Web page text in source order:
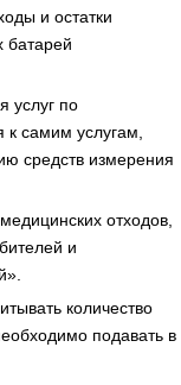
и остатки
батарей
услуг по
самим услугам,
средств измерения
отходов,
и
количество
подавать в